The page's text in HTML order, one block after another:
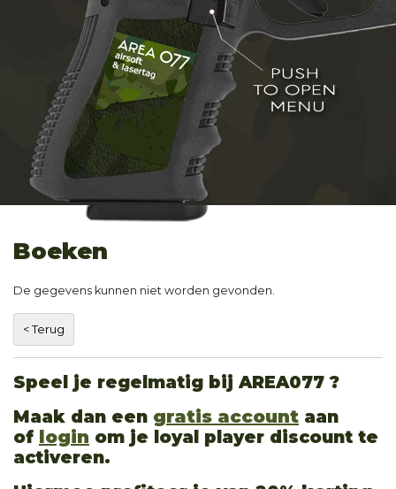
HOME
AREA 077
LEDEN
CONTACT
Boeken
De gegevens kunnen niet worden gevonden.
Speel je regelmatig bij AREA077 ?
Maak dan een gratis account aan
of login om je loyal player discount te
activeren.